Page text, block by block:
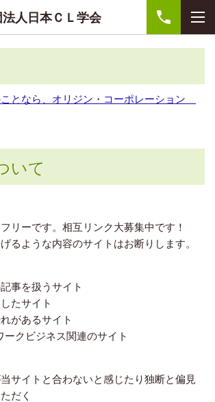
人日本ＣＬ学会
となら、オリジン・コーポレーション
いて
リーです。相互リンク大募集中です！
るような内容のサイトはお断りします。
事を扱うサイト
たサイト
があるサイト
ークビジネス関連のサイト
サイトと合わないと感じたり独断と偏見
だく